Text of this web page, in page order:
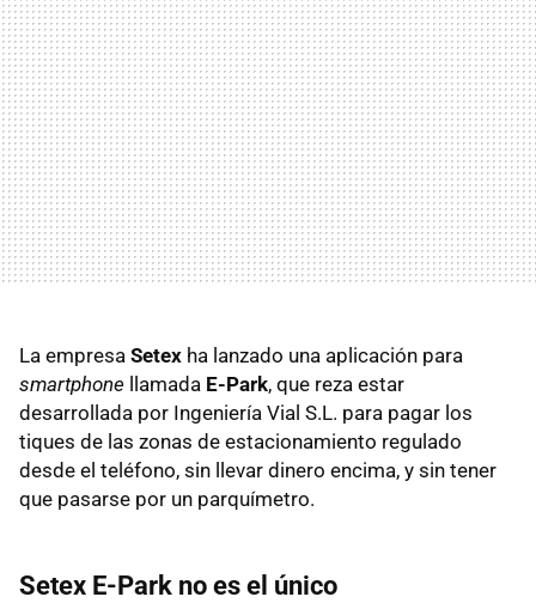
La empresa Setex ha lanzado una aplicación para
smartphone llamada E-Park, que reza estar
desarrollada por Ingeniería Vial S.L. para pagar los
tiques de las zonas de estacionamiento regulado
desde el teléfono, sin llevar dinero encima, y sin tener
que pasarse por un parquímetro.
Setex E-Park no es el único